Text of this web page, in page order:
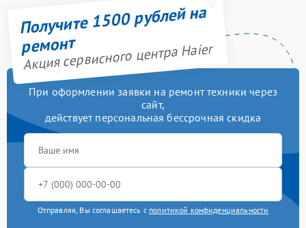
Получите 1500 рублей на
ремонт
Акция сервисного центра Haier
При оформлении заявки на ремонт техники через
сайт,
действует персональная бессрочная скидка
Отправляя, Вы соглашаетесь с политикой конфиденциальности